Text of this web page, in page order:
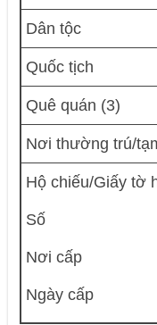
Dân tộc
Quốc tịch
Quê quán (3)
Nơi thường trú/
Hộ chiếu/Giấy tờ
Số
Nơi cấp
Ngày cấp